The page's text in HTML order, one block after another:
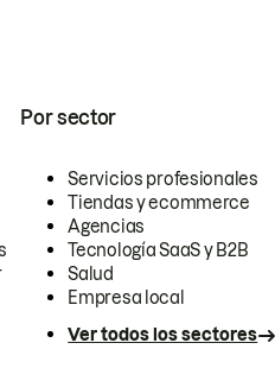
Por sector
Servicios profesionales
Tiendas y ecommerce
Agencias
Tecnología SaaS y B2B
Salud
Empresa local
Ver todos los sectores